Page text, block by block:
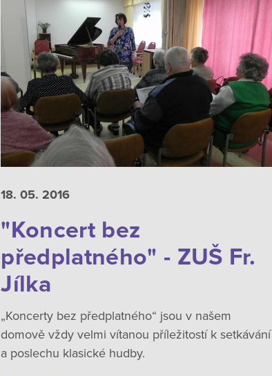
18. 05. 2016
"Koncert bez
předplatného" - ZUŠ Fr.
Jílka
„Koncerty bez předplatného“ jsou v našem
domově vždy velmi vítanou příležitostí k setkávání
a poslechu klasické hudby.